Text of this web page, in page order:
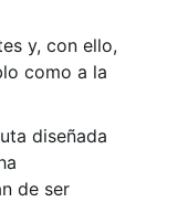
y, con ello,
como a la
diseñada
de ser